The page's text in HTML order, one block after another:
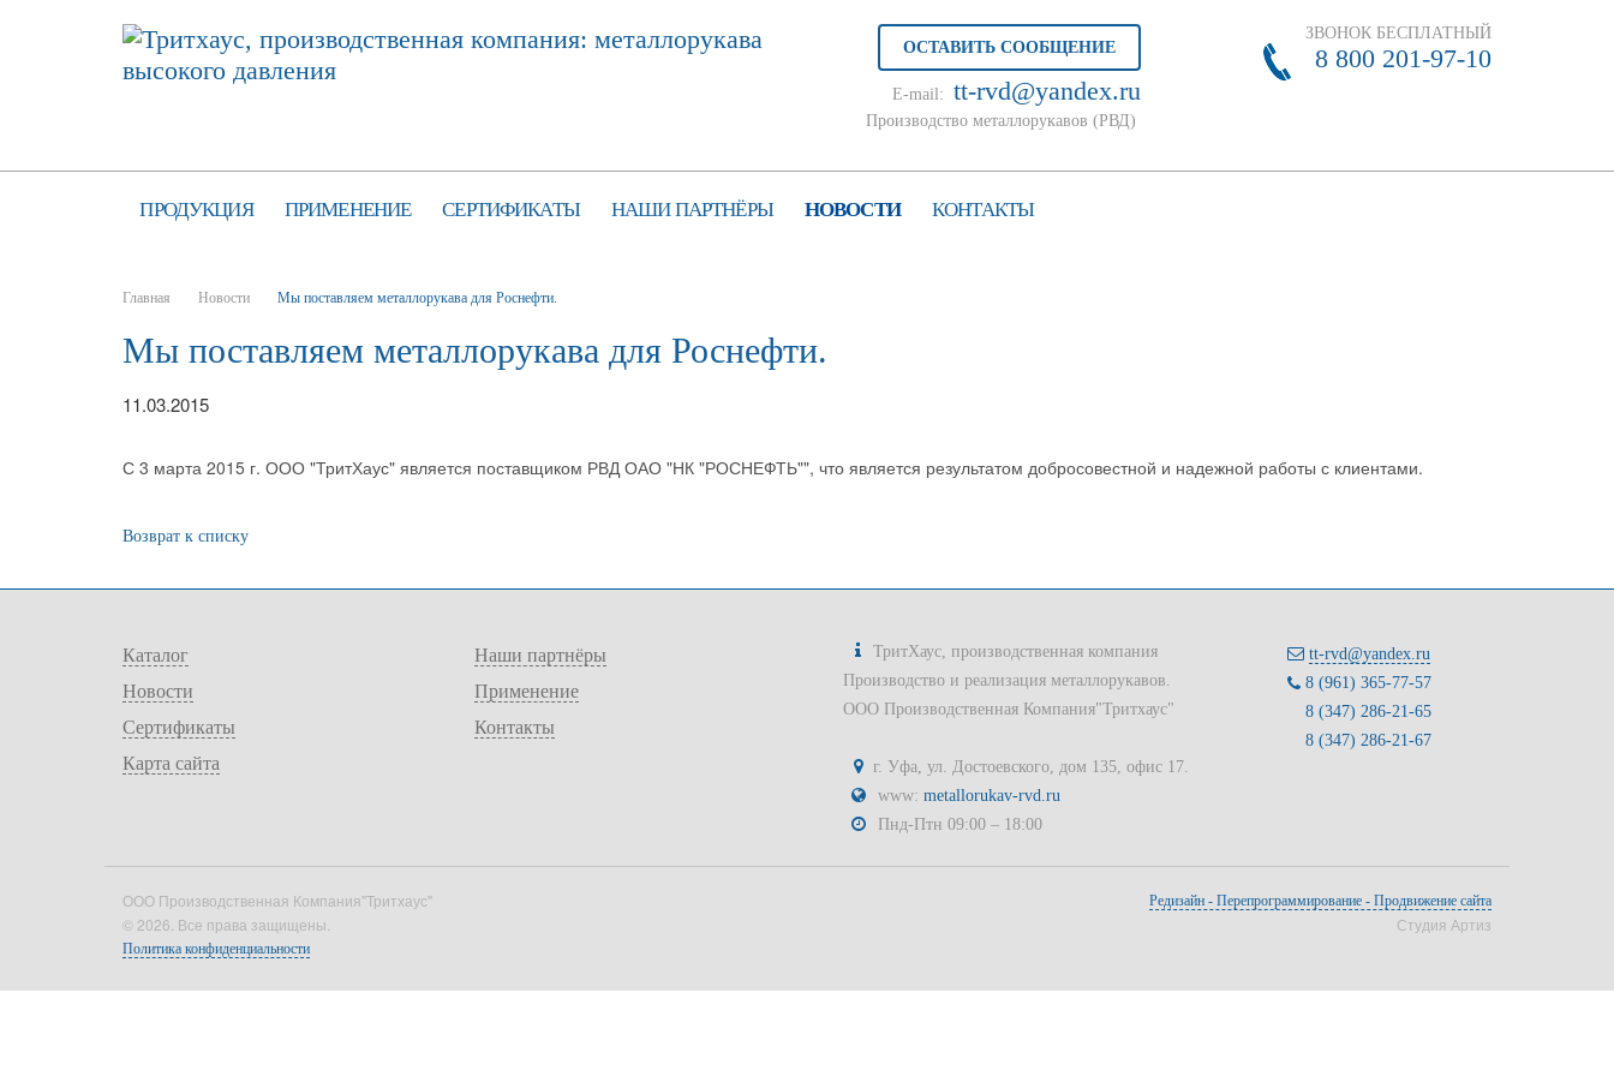
ОСТАВИТЬ СООБЩЕНИЕ
E-mail: tt-rvd@yandex.ru
Производство металлорукавов (РВД)
ЗВОНОК БЕСПЛАТНЫЙ
8 800 201-97-10
ПРОДУКЦИЯ ПРИМЕНЕНИЕ СЕРТИФИКАТЫ НАШИ ПАРТНЁРЫ НОВОСТИ КОНТАКТЫ
Главная Новости Мы поставляем металлорукава для Роснефти.
Мы поставляем металлорукава для Роснефти.
11.03.2015
С 3 марта 2015 г. ООО "ТритХаус" является поставщиком РВД ОАО "НК "РОСНЕФТЬ"", что является результатом добросовестной и надежной работы с клиентами.
Возврат к списку
Каталог
Наши партнёры
Новости
Применение
Сертификаты
Контакты
Карта сайта
ТритХаус, производственная компания
Производство и реализация металлорукавов.
ООО Производственная Компания"Тритхаус"
г. Уфа, ул. Достоевского, дом 135, офис 17.
www: metallorukav-rvd.ru
Пнд-Птн 09:00 – 18:00
tt-rvd@yandex.ru
8 (961) 365-77-57
8 (347) 286-21-65
8 (347) 286-21-67
ООО Производственная Компания"Тритхаус"
© 2026. Все права защищены.
Политика конфиденциальности
Редизайн - Перепрограммирование - Продвижение сайта
Студия Артиз